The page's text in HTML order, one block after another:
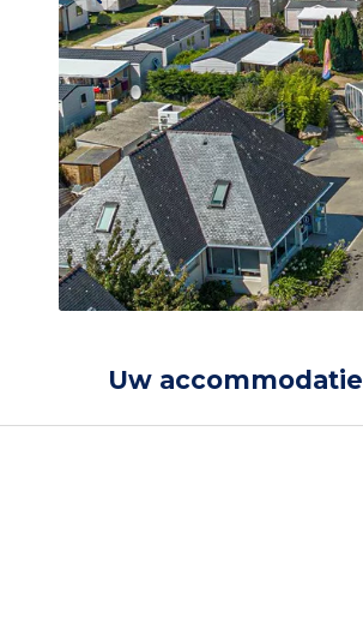
Uw accommodatie